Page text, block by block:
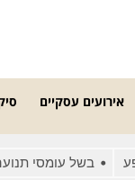
אירועים עסקיים
בשל עומסי תנועה